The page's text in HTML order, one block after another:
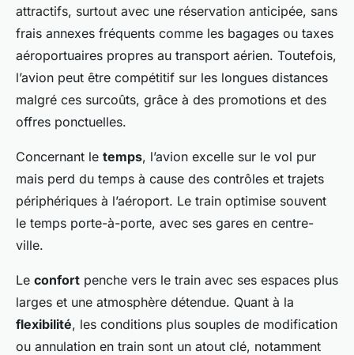
attractifs, surtout avec une réservation anticipée, sans
frais annexes fréquents comme les bagages ou taxes
aéroportuaires propres au transport aérien. Toutefois,
l’avion peut être compétitif sur les longues distances
malgré ces surcoûts, grâce à des promotions et des
offres ponctuelles.
Concernant le temps, l’avion excelle sur le vol pur
mais perd du temps à cause des contrôles et trajets
périphériques à l’aéroport. Le train optimise souvent
le temps porte-à-porte, avec ses gares en centre-
ville.
Le confort penche vers le train avec ses espaces plus
larges et une atmosphère détendue. Quant à la
flexibilité, les conditions plus souples de modification
ou annulation en train sont un atout clé, notamment